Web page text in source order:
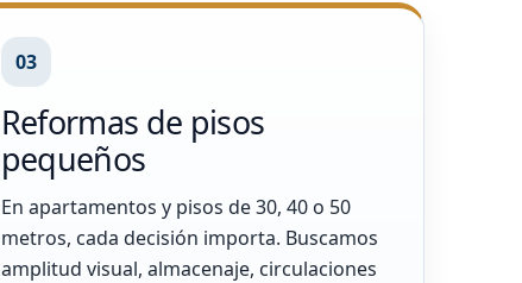
03
Reformas de pisos
pequeños
En apartamentos y pisos de 30, 40 o 50
metros, cada decisión importa. Buscamos
amplitud visual, almacenaje, circulaciones